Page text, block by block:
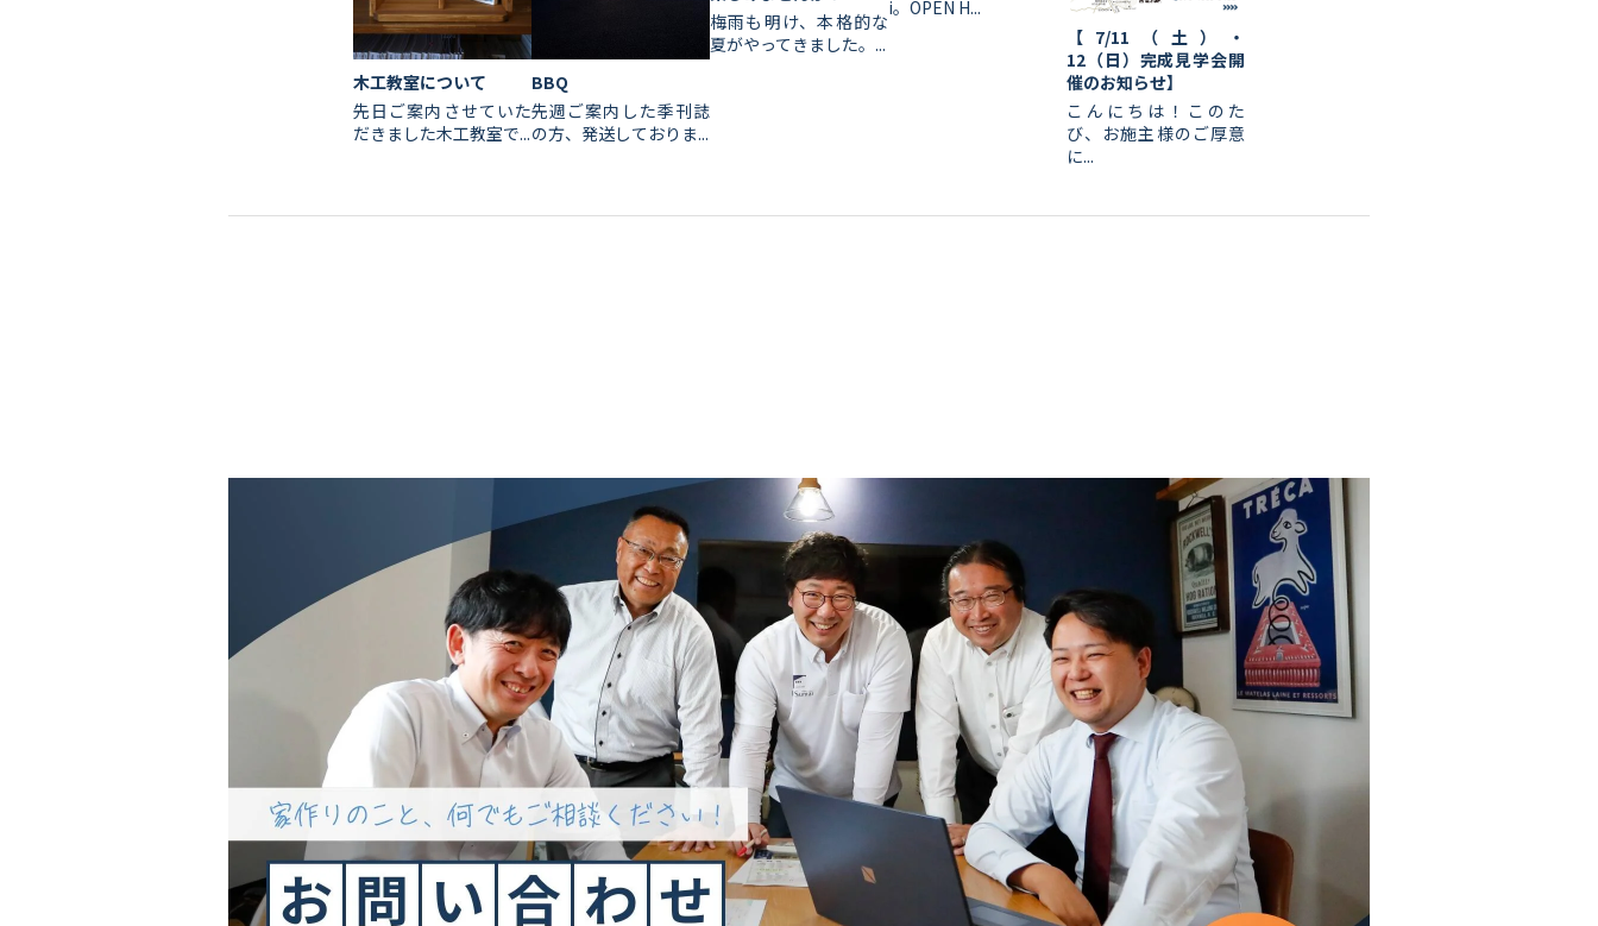
木工教室について
先日ご案内させていた
だきました木工教室で...
BBQ
先週ご案内した季刊誌
の方、発送しておりま...
梅雨も明け、本格的な
夏がやってきました。...
i。OPEN H...
【7/11（土）・
12（日）完成見学会開
催のお知らせ】
こんにちは！このた
び、お施主様のご厚意
に...